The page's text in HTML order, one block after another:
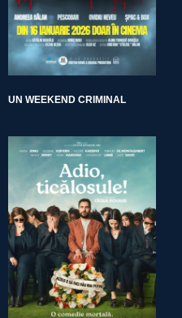
UN WEEKEND CRIMINAL